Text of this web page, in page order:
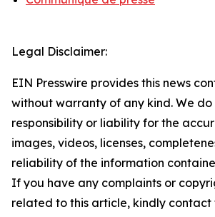
Legal Disclaimer:
EIN Presswire provides this news
without warranty of any kind. We
responsibility or liability for the
images, videos, licenses,
reliability of the information
If you have any complaints or
related to this article, kindly contact